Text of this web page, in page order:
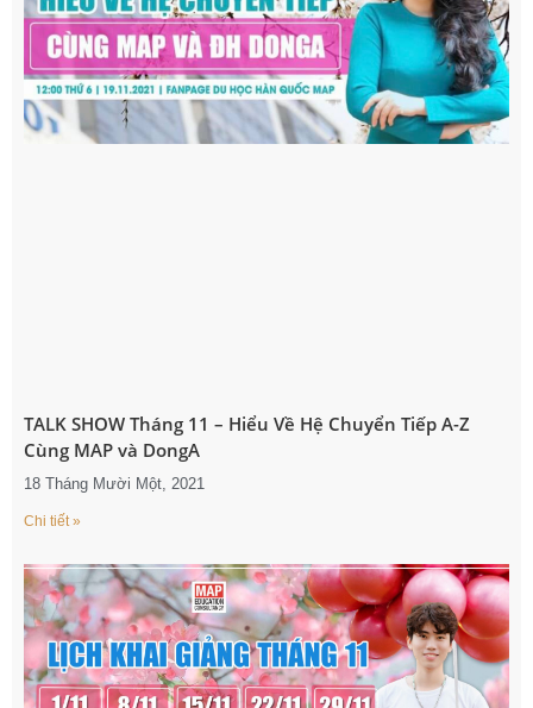
TALK SHOW Tháng 11 – Hiểu Về Hệ Chuyển Tiếp A-Z
Cùng MAP và DongA
18 Tháng Mười Một, 2021
Chi tiết »